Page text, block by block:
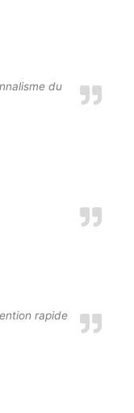
du
rapide